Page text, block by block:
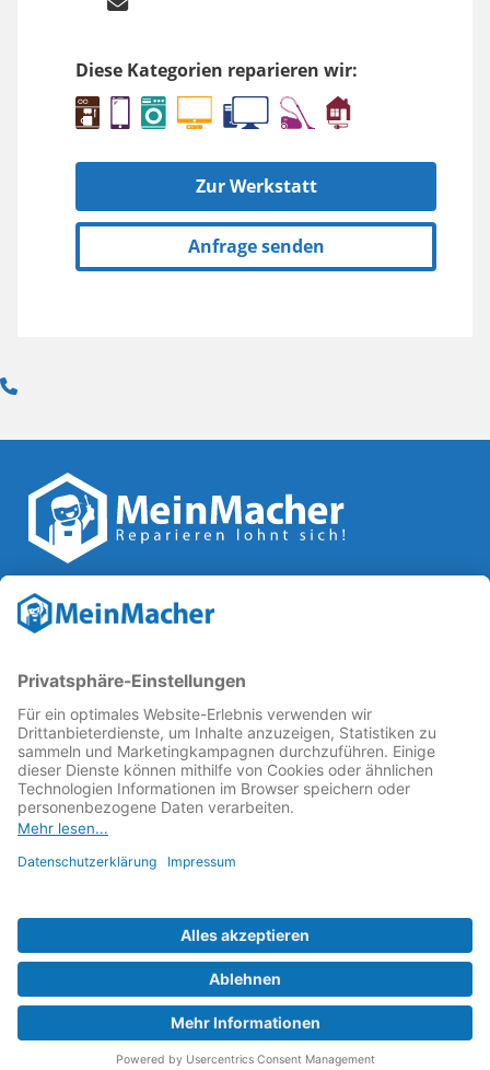
Diese Kategorien reparieren wir:
Zur Werkstatt
Anfrage senden
Reparatur Revolution
Reparatur↗ für eineReparatur Revolution
Reparaturbedingungen: Für Produkte, die sich gut
reparieren lassen, für günstigere Ersatzteile und den
Erhalt der reparierenden Betriebe und des Reparatur-
Know-hows in Deutschland.
Weitere Informationen
Fachhändler finden
FAQ - häufig gestellte Fragen
© 2023 MeinMacher - eine Marke der Vangerow GmbH
Barrierefreiheit